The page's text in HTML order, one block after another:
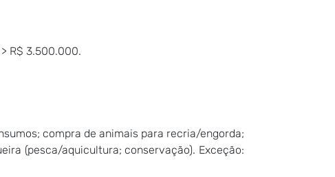
R$ 3.500.000.
compra de animais para recria/engorda;
(pesca/aquicultura; conservação). Exceção: